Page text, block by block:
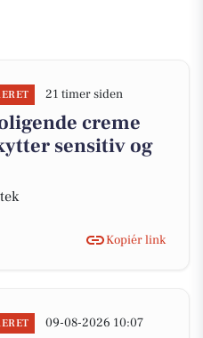
21 timer siden
creme
sensitiv og
Kopiér link
09-08-2026 10:07